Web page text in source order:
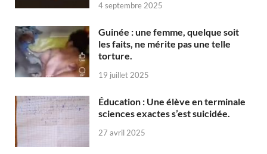
4 septembre 2025
Guinée : une femme, quelque soit
les faits, ne mérite pas une telle
torture.
19 juillet 2025
Éducation : Une élève en terminale
sciences exactes s’est suicidée.
27 avril 2025